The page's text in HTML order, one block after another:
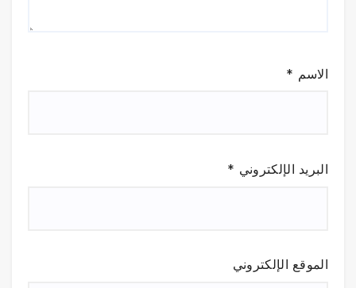
الاسم *
البريد الإلكتروني *
الموقع الإلكتروني